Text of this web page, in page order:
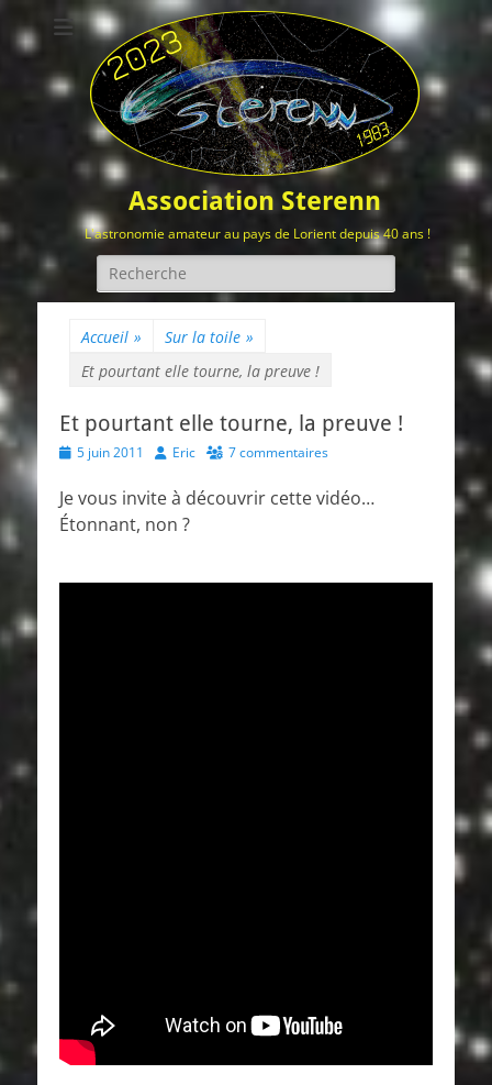
Association Sterenn
L'astronomie amateur au pays de Lorient depuis 40 ans !
Rechercher :
Accueil » Sur la toile »
Et pourtant elle tourne, la preuve !
Et pourtant elle tourne, la preuve !
Posted5 juin 2011 Author
Eric 7 commentaires
Je vous invite à découvrir cette vidéo…
Étonnant, non ?